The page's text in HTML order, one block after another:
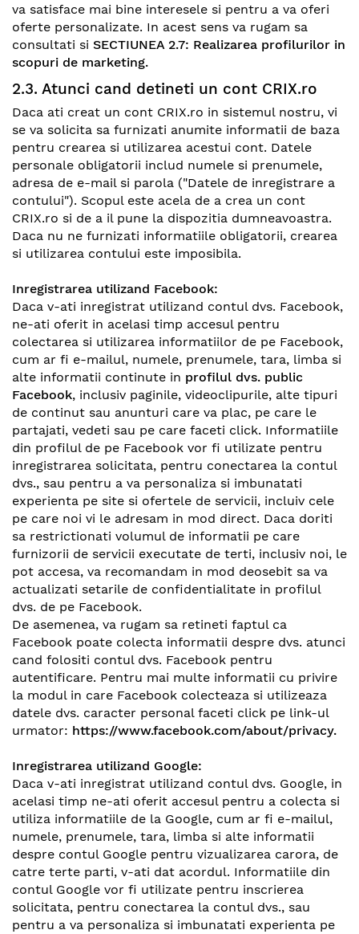
va satisface mai bine interesele si pentru a va oferi
oferte personalizate. In acest sens va rugam sa
consultati si SECTIUNEA 2.7: Realizarea profilurilor in
scopuri de marketing.
2.3. Atunci cand detineti un cont CRIX.ro
Daca ati creat un cont CRIX.ro in sistemul nostru, vi
se va solicita sa furnizati anumite informatii de baza
pentru crearea si utilizarea acestui cont. Datele
personale obligatorii includ numele si prenumele,
adresa de e-mail si parola ("Datele de inregistrare a
contului"). Scopul este acela de a crea un cont
CRIX.ro si de a il pune la dispozitia dumneavoastra.
Daca nu ne furnizati informatiile obligatorii, crearea
si utilizarea contului este imposibila.
Inregistrarea utilizand Facebook:
Daca v-ati inregistrat utilizand contul dvs. Facebook,
ne-ati oferit in acelasi timp accesul pentru
colectarea si utilizarea informatiilor de pe Facebook,
cum ar fi e-mailul, numele, prenumele, tara, limba si
alte informatii continute in profilul dvs. public
Facebook, inclusiv paginile, videoclipurile, alte tipuri
de continut sau anunturi care va plac, pe care le
partajati, vedeti sau pe care faceti click. Informatiile
din profilul de pe Facebook vor fi utilizate pentru
inregistrarea solicitata, pentru conectarea la contul
dvs., sau pentru a va personaliza si imbunatati
experienta pe site si ofertele de servicii, incluiv cele
pe care noi vi le adresam in mod direct. Daca doriti
sa restrictionati volumul de informatii pe care
furnizorii de servicii executate de terti, inclusiv noi, le
pot accesa, va recomandam in mod deosebit sa va
actualizati setarile de confidentialitate in profilul
dvs. de pe Facebook.
De asemenea, va rugam sa retineti faptul ca
Facebook poate colecta informatii despre dvs. atunci
cand folositi contul dvs. Facebook pentru
autentificare. Pentru mai multe informatii cu privire
la modul in care Facebook colecteaza si utilizeaza
datele dvs. caracter personal faceti click pe link-ul
urmator: https://www.facebook.com/about/privacy.
Inregistrarea utilizand Google:
Daca v-ati inregistrat utilizand contul dvs. Google, in
acelasi timp ne-ati oferit accesul pentru a colecta si
utiliza informatiile de la Google, cum ar fi e-mailul,
numele, prenumele, tara, limba si alte informatii
despre contul Google pentru vizualizarea carora, de
catre terte parti, v-ati dat acordul. Informatiile din
contul Google vor fi utilizate pentru inscrierea
solicitata, pentru conectarea la contul dvs., sau
pentru a va personaliza si imbunatati experienta pe